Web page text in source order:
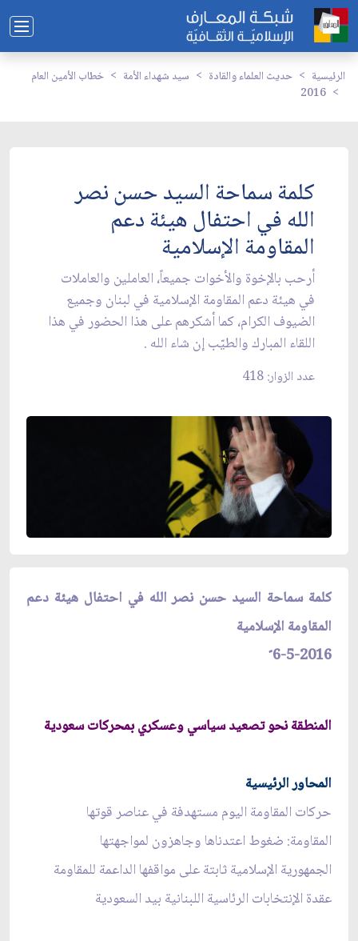
الرئيسية حديث العلماء والقادة سيد شهداء الأمة
خطاب الأمين العام
2016
كلمة سماحة السيد حسن نصر
الله في احتفال هيئة دعم
المقاومة الإسلامية
أرحب بالإخوة والأخوات جميعاً، العاملين والعاملات
في هيئة دعم المقاومة الإسلامية في لبنان وجميع
الضيوف الكرام، كما أشكرهم على هذا الحضور في هذا
اللقاء المبارك والطيّب إن شاء الله .
عدد الزوار: 418
كلمة سماحة السيد حسن نصر الله في احتفال هيئة دعم
المقاومة الإسلامية
6-5-2016 ً
المنطقة نحو تصعيد سياسي وعسكري بمحركات سعودية
المحاور الرئيسية
حركات المقاومة اليوم مستهدفة في عناصر قوتها
المقاومة: ضغوط اعتدناها وجاهزون لمواجهتها
الجمهورية الإسلامية ثابتة على مواقفها الداعمة للمقاومة
عقدة الإنتخابات الرئاسية اللبنانية بيد السعودية